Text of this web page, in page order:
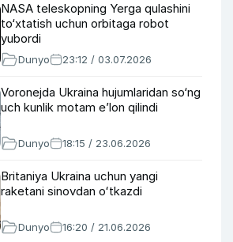
NASA teleskopning Yerga qulashini
to‘xtatish uchun orbitaga robot
yubordi
Dunyo 23:12 / 03.07.2026
Voronejda Ukraina hujumlaridan so‘ng
uch kunlik motam e’lon qilindi
Dunyo 18:15 / 23.06.2026
Britaniya Ukraina uchun yangi
raketani sinovdan oʻtkazdi
Dunyo 16:20 / 21.06.2026